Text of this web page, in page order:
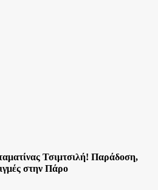
Τσιμτσιλή! Παράδοση,
στην Πάρο